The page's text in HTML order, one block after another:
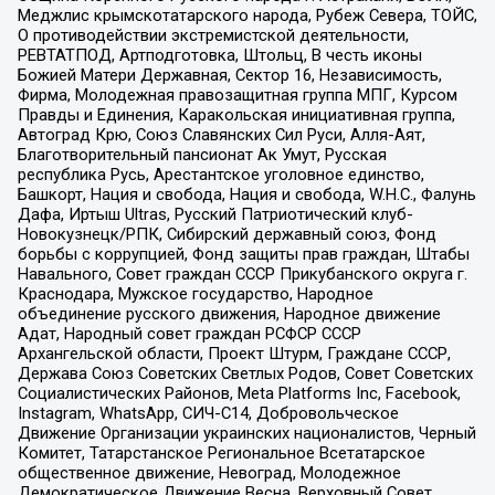
Меджлис крымскотатарского народа, Рубеж Севера, ТОЙС,
О противодействии экстремистской деятельности,
РЕВТАТПОД, Артподготовка, Штольц, В честь иконы
Божией Матери Державная, Сектор 16, Независимость,
Фирма, Молодежная правозащитная группа МПГ, Курсом
Правды и Единения, Каракольская инициативная группа,
Автоград Крю, Союз Славянских Сил Руси, Алля-Аят,
Благотворительный пансионат Ак Умут, Русская
республика Русь, Арестантское уголовное единство,
Башкорт, Нация и свобода, Нация и свобода, W.H.С., Фалунь
Дафа, Иртыш Ultras, Русский Патриотический клуб-
Новокузнецк/РПК, Сибирский державный союз, Фонд
борьбы с коррупцией, Фонд защиты прав граждан, Штабы
Навального, Совет граждан СССР Прикубанского округа г.
Краснодара, Мужское государство, Народное
объединение русского движения, Народное движение
Адат, Народный совет граждан РСФСР СССР
Архангельской области, Проект Штурм, Граждане СССР,
Держава Союз Советских Светлых Родов, Совет Советских
Социалистических Районов, Meta Platforms Inc, Facebook,
Instagram, WhatsApp, СИЧ-С14, Добровольческое
Движение Организации украинских националистов, Черный
Комитет, Татарстанское Региональное Всетатарское
общественное движение, Невоград, Молодежное